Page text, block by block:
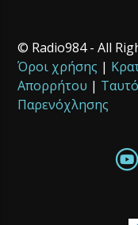
© Radio984 - All
Όροι χρήσης |
Απορρήτου |
Παρενόχλησης